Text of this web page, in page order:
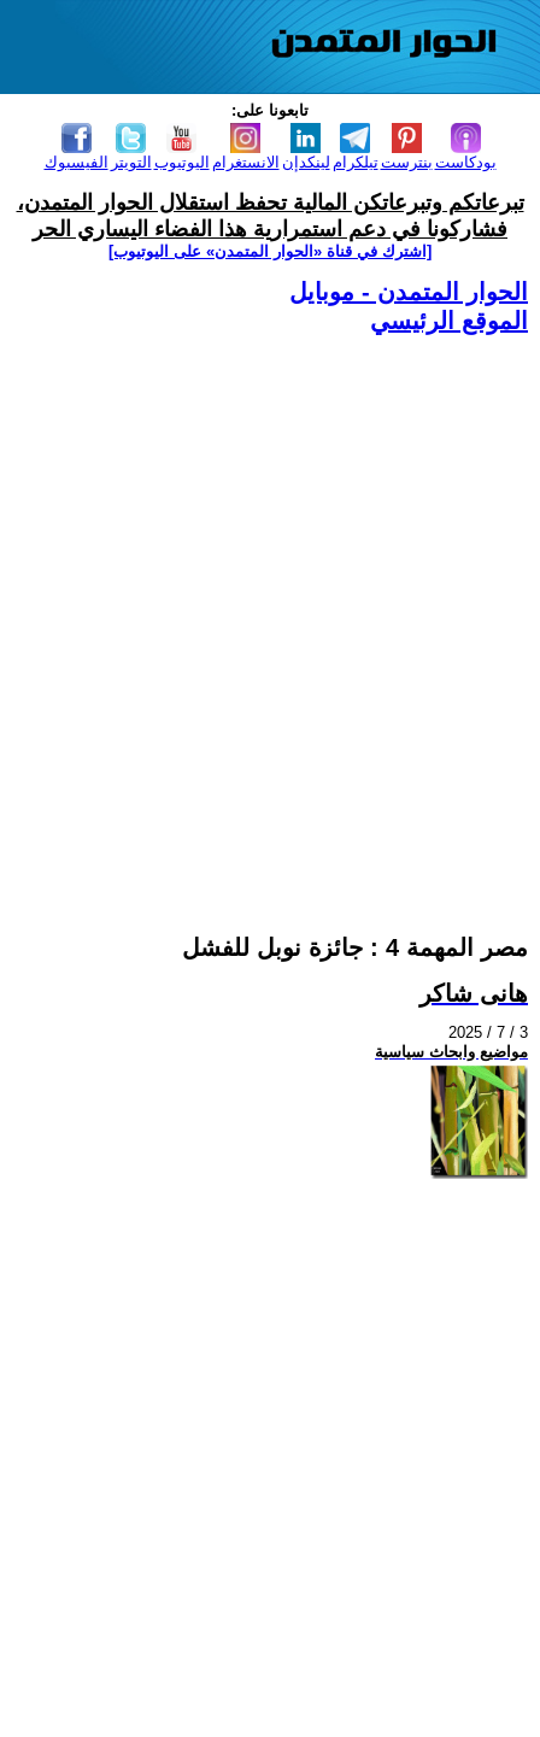
تابعونا على:
الفيسبوك التويتر اليوتيوب الانستغرام لينكدإن تيلكرامبنترست بودكاست
تبرعاتكم وتبرعاتكن المالية تحفظ استقلال الحوار المتمدن،
فشاركونا في دعم استمرارية هذا الفضاء اليساري الحر
[اشترك في قناة ‫«الحوار المتمدن» على اليوتيوب]
الحوار المتمدن - موبايل
الموقع الرئيسي
مصر المهمة 4 : جائزة نوبل للفشل
هانى شاكر
2025 / 7 / 3
مواضيع وابحاث سياسية